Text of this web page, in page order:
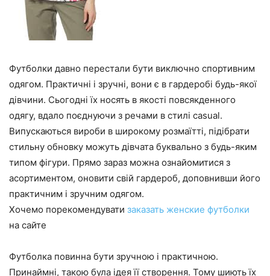
Футболки давно перестали бути виключно спортивним
одягом. Практичні і зручні, вони є в гардеробі будь-якої
дівчини. Сьогодні їх носять в якості повсякденного
одягу, вдало поєднуючи з речами в стилі casual.
Випускаються вироби в широкому розмаїтті, підібрати
стильну обновку можуть дівчата буквально з будь-яким
типом фігури. Прямо зараз можна ознайомитися з
асортиментом, оновити свій гардероб, доповнивши його
практичним і зручним одягом.
Хочемо порекомендувати заказать женские футболки
на сайте
Футболка повинна бути зручною і практичною.
Принаймні, такою була ідея її створення. Тому шиють їх